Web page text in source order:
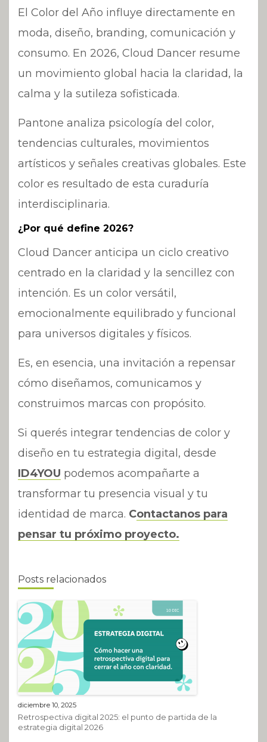
El Color del Año influye directamente en
moda, diseño, branding, comunicación y
consumo. En 2026, Cloud Dancer resume
un movimiento global hacia la claridad, la
calma y la sutileza sofisticada.
Pantone analiza psicología del color,
tendencias culturales, movimientos
artísticos y señales creativas globales. Este
color es resultado de esta curaduría
interdisciplinaria.
¿Por qué define 2026?
Cloud Dancer anticipa un ciclo creativo
centrado en la claridad y la sencillez con
intención. Es un color versátil,
emocionalmente equilibrado y funcional
para universos digitales y físicos.
Es, en esencia, una invitación a repensar
cómo diseñamos, comunicamos y
construimos marcas con propósito.
Si querés integrar tendencias de color y
diseño en tu estrategia digital, desde
ID4YOU podemos acompañarte a
transformar tu presencia visual y tu
identidad de marca. Contactanos para
pensar tu próximo proyecto.
Posts relacionados
diciembre 10, 2025
Retrospectiva digital 2025: el punto de partida de la
estrategia digital 2026